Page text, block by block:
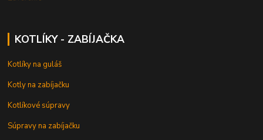
KOTLÍKY - ZABÍJAČKA
Kotlíky na guláš
Kotly na zabíjačku
Kotlíkové súpravy
Súpravy na zabíjačku